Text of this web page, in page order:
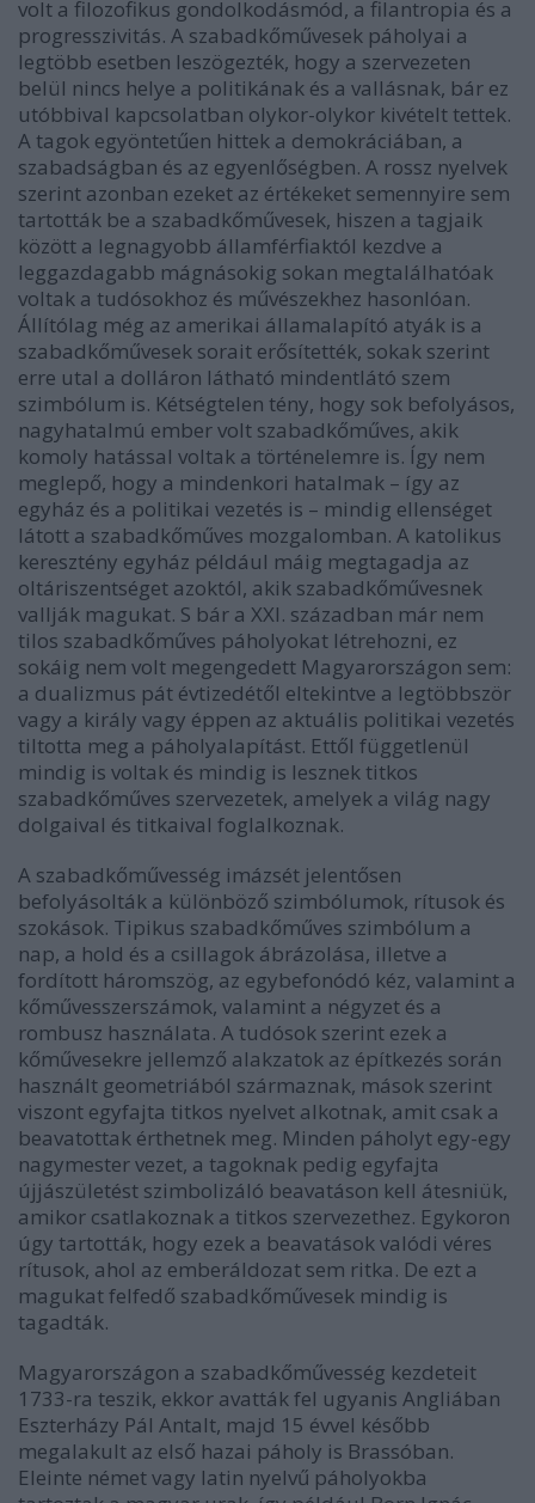
volt a filozofikus gondolkodásmód, a filantropia és a
progresszivitás. A szabadkőművesek páholyai a
legtöbb esetben leszögezték, hogy a szervezeten
belül nincs helye a politikának és a vallásnak, bár ez
utóbbival kapcsolatban olykor-olykor kivételt tettek.
A tagok egyöntetűen hittek a demokráciában, a
szabadságban és az egyenlőségben. A rossz nyelvek
szerint azonban ezeket az értékeket semennyire sem
tartották be a szabadkőművesek, hiszen a tagjaik
között a legnagyobb államférfiaktól kezdve a
leggazdagabb mágnásokig sokan megtalálhatóak
voltak a tudósokhoz és művészekhez hasonlóan.
Állítólag még az amerikai államalapító atyák is a
szabadkőművesek sorait erősítették, sokak szerint
erre utal a dolláron látható mindentlátó szem
szimbólum is. Kétségtelen tény, hogy sok befolyásos,
nagyhatalmú ember volt szabadkőműves, akik
komoly hatással voltak a történelemre is. Így nem
meglepő, hogy a mindenkori hatalmak – így az
egyház és a politikai vezetés is – mindig ellenséget
látott a szabadkőműves mozgalomban. A katolikus
keresztény egyház például máig megtagadja az
oltáriszentséget azoktól, akik szabadkőművesnek
vallják magukat. S bár a XXI. században már nem
tilos szabadkőműves páholyokat létrehozni, ez
sokáig nem volt megengedett Magyarországon sem:
a dualizmus pát évtizedétől eltekintve a legtöbbször
vagy a király vagy éppen az aktuális politikai vezetés
tiltotta meg a páholyalapítást. Ettől függetlenül
mindig is voltak és mindig is lesznek titkos
szabadkőműves szervezetek, amelyek a világ nagy
dolgaival és titkaival foglalkoznak.
A szabadkőművesség imázsét jelentősen
befolyásolták a különböző szimbólumok, rítusok és
szokások. Tipikus szabadkőműves szimbólum a
nap, a hold és a csillagok ábrázolása, illetve a
fordított háromszög, az egybefonódó kéz, valamint a
kőművesszerszámok, valamint a négyzet és a
rombusz használata. A tudósok szerint ezek a
kőművesekre jellemző alakzatok az építkezés során
használt geometriából származnak, mások szerint
viszont egyfajta titkos nyelvet alkotnak, amit csak a
beavatottak érthetnek meg. Minden páholyt egy-egy
nagymester vezet, a tagoknak pedig egyfajta
újjászületést szimbolizáló beavatáson kell átesniük,
amikor csatlakoznak a titkos szervezethez. Egykoron
úgy tartották, hogy ezek a beavatások valódi véres
rítusok, ahol az emberáldozat sem ritka. De ezt a
magukat felfedő szabadkőművesek mindig is
tagadták.
Magyarországon a szabadkőművesség kezdeteit
1733-ra teszik, ekkor avatták fel ugyanis Angliában
Eszterházy Pál Antalt, majd 15 évvel később
megalakult az első hazai páholy is Brassóban.
Eleinte német vagy latin nyelvű páholyokba